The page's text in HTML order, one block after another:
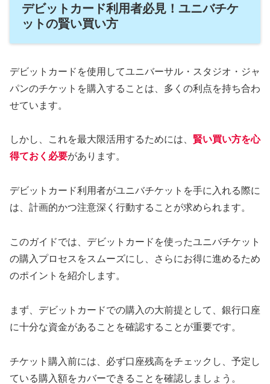
デビットカード利用者必見！ユニバチケ
ットの賢い買い方
デビットカードを使用してユニバーサル・スタジオ・ジャ
パンのチケットを購入することは、多くの利点を持ち合わ
せています。
しかし、これを最大限活用するためには、 賢い買い方を心
得ておく必要があります。
デビットカード利用者がユニバチケットを手に入れる際に
は、計画的かつ注意深く行動することが求められます。
このガイドでは、デビットカードを使ったユニバチケット
の購入プロセスをスムーズにし、さらにお得に進めるため
のポイントを紹介します。
まず、デビットカードでの購入の大前提として、銀行口座
に十分な資金があることを確認することが重要です。
チケット購入前には、必ず口座残高をチェックし、予定し
ている購入額をカバーできることを確認しましょう。